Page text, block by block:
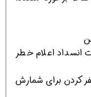
انسداد اعلام خطر
کردن برای شمارش